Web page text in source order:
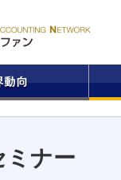
ミナー